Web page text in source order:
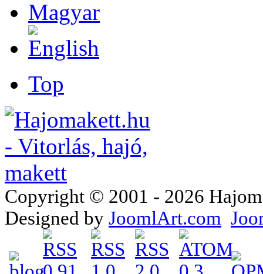
Top
Copyright © 2001 - 2026
Designed by JoomlArt.com